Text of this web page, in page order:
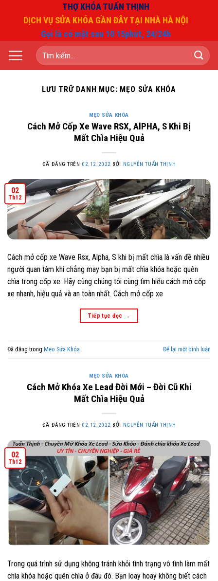
dung
THỢ KHÓA TUẤN THỊNH
DỊCH VỤ SỬA KHÓA GẦN ĐÂY TẠI NHÀ HÀ NỘI
Gọi là có mặt sau 10 15phút, 24/24h
Tìm
kiếm:
LƯU TRỮ DANH MỤC: MẸO SỬA KHÓA
MẸO SỬA KHÓA
Cách Mở Cốp Xe Wave RSX, AlPHA, S Khi Bị
Mất Chìa Hiệu Quả
ĐÃ ĐĂNG TRÊN 02.12.2022 BỞI NGUYỄN TUẤN THỊNH
02
Th12
Cách mở cốp xe Wave Rsx, Alpha, S khi bị mất chìa là vấn đề nhiều
người quan tâm khi chẳng may bạn bị mất chìa khóa hoặc quên
chìa trong cốp xe. Hãy cùng chúng tôi cùng tìm hiểu cách mở cốp
xe nhanh, hiệu quả và an toàn nhất. Cách mở cốp xe
Tiếp tục đọc →
Đã đăng trong Mẹo Sửa Khóa Để lại một bình luận
MẸO SỬA KHÓA
Cách Mở Khóa Xe Lead Đời Mới – Đời Cũ Khi
Mất Chìa Hiệu Quả
ĐÃ ĐĂNG TRÊN 02.12.2022 BỞI NGUYỄN TUẤN THỊNH
02
Th12
Trong quá trình sử dụng không tránh khỏi tình trạng vô tình làm mất
chìa khóa hoặc quên chìa ở đâu đó. Bạn loay hoay không biết cách